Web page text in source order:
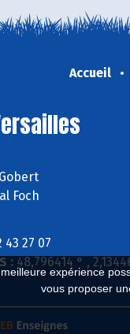
expérience
vous proposer
Accueil
Foch
43 27 07
: 48,796414 ° ,